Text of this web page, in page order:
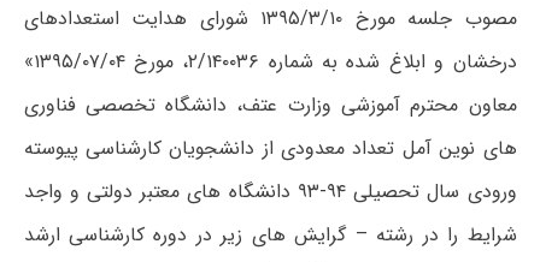
مصوب جلسه مورخ ۱۳۹۵/۳/۱۰ شورای هدایت استعدادهای
درخشان و ابلاغ شده به شماره ۲/۱۴۰۰۳۶، مورخ ۱۳۹۵/۰۷/۰۴»
معاون محترم آموزشی وزارت عتف، دانشگاه تخصصی فناوری
های نوین آمل تعداد معدودی از دانشجویان کارشناسی پیوسته
ورودی سال تحصیلی ۹۴-۹۳ دانشگاه های معتبر دولتی و واجد
شرایط را در رشته – گرایش های زیر در دوره کارشناسی ارشد